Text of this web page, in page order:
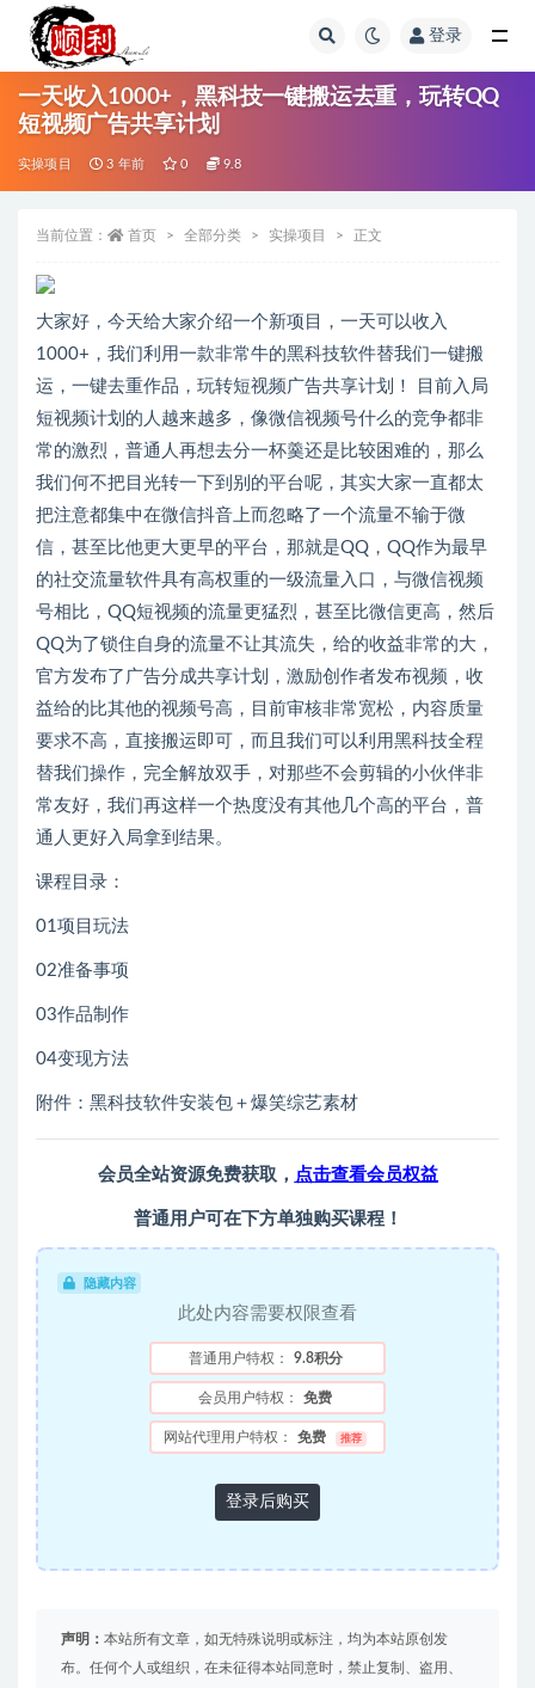
登录
一天收入1000+，黑科技一键搬运去重，玩转QQ
短视频广告共享计划
实操项目 3 年前 0 9.8
当前位置： 首页 全部分类 实操项目 正文
大家好，今天给大家介绍一个新项目，一天可以收入
1000+，我们利用一款非常牛的黑科技软件替我们一键搬
运，一键去重作品，玩转短视频广告共享计划！ 目前入局
短视频计划的人越来越多，像微信视频号什么的竞争都非
常的激烈，普通人再想去分一杯羹还是比较困难的，那么
我们何不把目光转一下到别的平台呢，其实大家一直都太
把注意都集中在微信抖音上而忽略了一个流量不输于微
信，甚至比他更大更早的平台，那就是QQ，QQ作为最早
的社交流量软件具有高权重的一级流量入口，与微信视频
号相比，QQ短视频的流量更猛烈，甚至比微信更高，然后
QQ为了锁住自身的流量不让其流失，给的收益非常的大，
官方发布了广告分成共享计划，激励创作者发布视频，收
益给的比其他的视频号高，目前审核非常宽松，内容质量
要求不高，直接搬运即可，而且我们可以利用黑科技全程
替我们操作，完全解放双手，对那些不会剪辑的小伙伴非
常友好，我们再这样一个热度没有其他几个高的平台，普
通人更好入局拿到结果。
课程目录：
01项目玩法
02准备事项
03作品制作
04变现方法
附件：黑科技软件安装包＋爆笑综艺素材
会员全站资源免费获取， 点击查看会员权益
普通用户可在下方单独购买课程！
隐藏内容
此处内容需要权限查看
普通用户特权： 9.8积分
会员用户特权： 免费
网站代理用户特权： 免费 推荐
登录后购买
声明： 本站所有文章，如无特殊说明或标注，均为本站原创发
布。任何个人或组织，在未征得本站同意时，禁止复制、盗用、
全部